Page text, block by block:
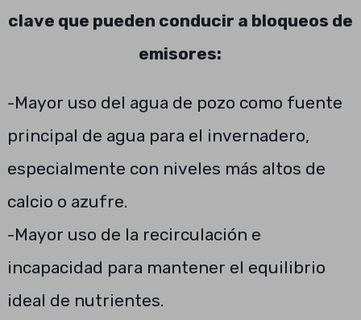
clave que pueden conducir a bloqueos de
emisores:
-Mayor uso del agua de pozo como fuente
principal de agua para el invernadero,
especialmente con niveles más altos de
calcio o azufre.
-Mayor uso de la recirculación e
incapacidad para mantener el equilibrio
ideal de nutrientes.